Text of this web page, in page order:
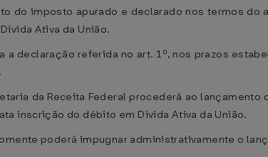
do imposto apurado e declarado nos termos do
Ativa da União.
a declaração referida no art. 1º, nos prazos
da Receita Federal procederá ao
inscrição do débito em Dívida Ativa da União.
poderá impugnar administrativamente o